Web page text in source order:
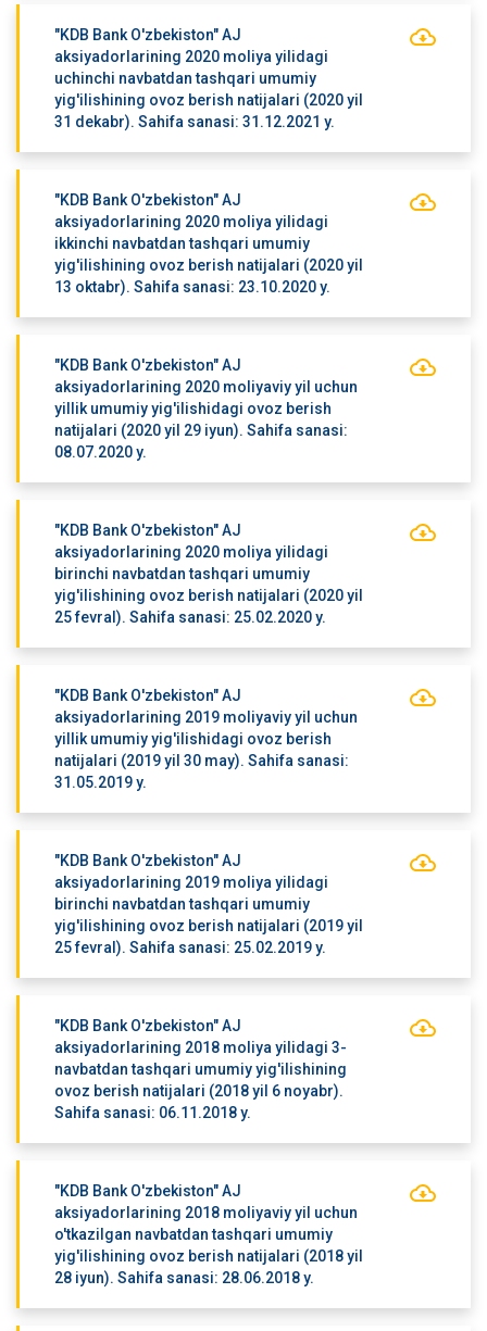
"KDB Bank O'zbekiston" AJ
aksiyadorlarining 2020 moliya yilidagi
uchinchi navbatdan tashqari umumiy
yig'ilishining ovoz berish natijalari (2020 yil
31 dekabr). Sahifa sanasi: 31.12.2021 y.
"KDB Bank O'zbekiston" AJ
aksiyadorlarining 2020 moliya yilidagi
ikkinchi navbatdan tashqari umumiy
yig'ilishining ovoz berish natijalari (2020 yil
13 oktabr). Sahifa sanasi: 23.10.2020 y.
"KDB Bank O'zbekiston" AJ
aksiyadorlarining 2020 moliyaviy yil uchun
yillik umumiy yig'ilishidagi ovoz berish
natijalari (2020 yil 29 iyun). Sahifa sanasi:
08.07.2020 y.
"KDB Bank O'zbekiston" AJ
aksiyadorlarining 2020 moliya yilidagi
birinchi navbatdan tashqari umumiy
yig'ilishining ovoz berish natijalari (2020 yil
25 fevral). Sahifa sanasi: 25.02.2020 y.
"KDB Bank O'zbekiston" AJ
aksiyadorlarining 2019 moliyaviy yil uchun
yillik umumiy yig'ilishidagi ovoz berish
natijalari (2019 yil 30 may). Sahifa sanasi:
31.05.2019 y.
"KDB Bank O'zbekiston" AJ
aksiyadorlarining 2019 moliya yilidagi
birinchi navbatdan tashqari umumiy
yig'ilishining ovoz berish natijalari (2019 yil
25 fevral). Sahifa sanasi: 25.02.2019 y.
"KDB Bank O'zbekiston" AJ
aksiyadorlarining 2018 moliya yilidagi 3-
navbatdan tashqari umumiy yig'ilishining
ovoz berish natijalari (2018 yil 6 noyabr).
Sahifa sanasi: 06.11.2018 y.
"KDB Bank O'zbekiston" AJ
aksiyadorlarining 2018 moliyaviy yil uchun
o'tkazilgan navbatdan tashqari umumiy
yig'ilishining ovoz berish natijalari (2018 yil
28 iyun). Sahifa sanasi: 28.06.2018 y.